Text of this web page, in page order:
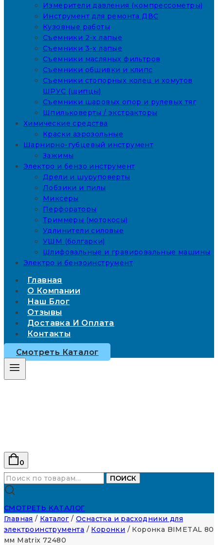
Измерители давления (компрессометры)
Инструмент для ремонта ДВС
Кузовные работы
Съемники 2-х лапые
Съемники 3-х лапые
Съемники масляных фильтров
Съемники обшивки и клипс
Съемники стопорных колец и хомутов
ШРУС (щипцы)
Съемники шаровых опор и рулевых тяг
Шпильковерты / экстракторы
Химические средства
Краски аэрозольные
Шарнирно-губцевый инструмент
Зажимы
Электро и бензо инструмент
Дрели и шуруповерты
Лобзики и пилы
Миксеры
Перфораторы
Триммеры (мотокосы)
Удлинители силовые
УШМ (болгарки)
Шлифовальные и гравировальные машины
Электро и бензоинструмент
Главная
О Компании
Наш Блог
Отзывы
Доставка И Оплата
Контакты
Смотреть Каталог
0
Искать:
ПОИСК
СМОТРЕТЬ КАТАЛОГ
Главная / Каталог / Оснастка и расходники для
электроинструмента / Коронки / Коронка BIMETAL 80
мм Matrix 72480